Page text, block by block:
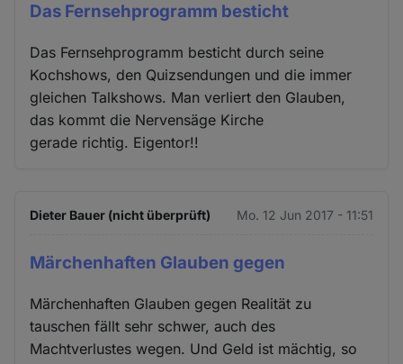
Das Fernsehprogramm besticht
Das Fernsehprogramm besticht durch seine
Kochshows, den Quizsendungen und die immer
gleichen Talkshows. Man verliert den Glauben,
das kommt die Nervensäge Kirche
gerade richtig. Eigentor!!
Dieter Bauer (nicht überprüft) Mo. 12 Jun 2017 - 11:51
Märchenhaften Glauben gegen
Märchenhaften Glauben gegen Realität zu
tauschen fällt sehr schwer, auch des
Machtverlustes wegen. Und Geld ist mächtig, so